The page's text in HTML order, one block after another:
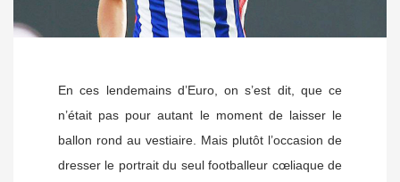
En ces lendemains d’Euro, on s’est dit, que ce
n’était pas pour autant le moment de laisser le
ballon rond au vestiaire. Mais plutôt l’occasion de
dresser le portrait du seul footballeur cœliaque de